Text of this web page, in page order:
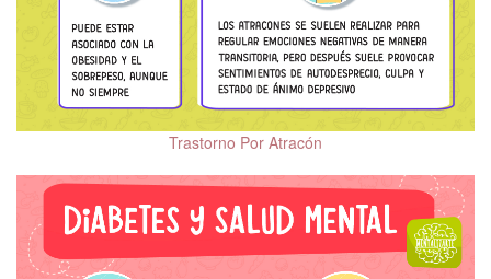
Trastorno Por Atracón